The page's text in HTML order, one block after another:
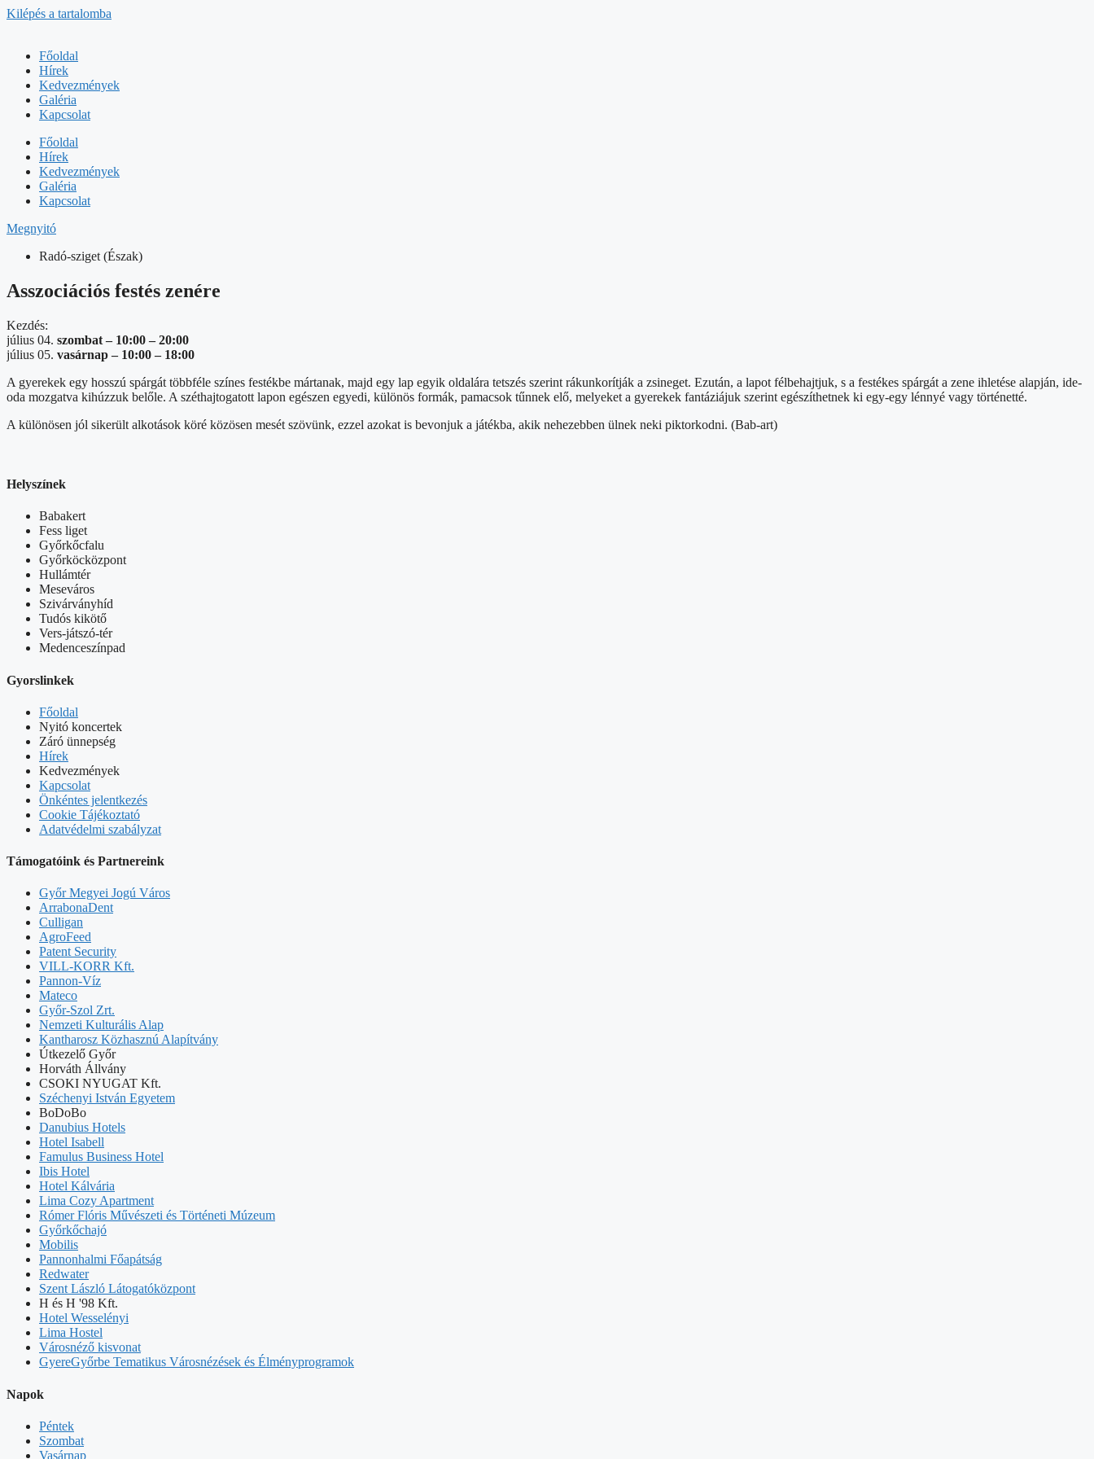
Kilépés a tartalomba
Főoldal
Hírek
Kedvezmények
Galéria
Kapcsolat
Főoldal
Hírek
Kedvezmények
Galéria
Kapcsolat
Megnyitó
Radó-sziget (Észak)
Asszociációs festés zenére
Kezdés:
július 04. szombat – 10:00–20:00
július 05. vasárnap – 10:00– 18:00
A gyerekek egy hosszú spárgát többféle színes festékbe mártanak, majd egy lap egyik oldalára tetszés szerint rákunkorítják a zsineget. Ezután, a lapot félbehajtjuk, s a festékes spárgát a zene ihletése alapján, ide-
oda mozgatva kihúzzuk belőle. A széthajtogatott lapon egészen egyedi, különös formák, pamacsok tűnnek elő, melyeket a gyerekek fantáziájuk szerint egészíthetnek ki egy-egy lénnyé vagy történetté.
A különösen jól sikerült alkotások köré közösen mesét szövünk, ezzel azokat is bevonjuk a játékba, akik nehezebben ülnek neki piktorkodni. (Bab-art)
Helyszínek
Babakert
Fess liget
Győrkőcfalu
Győrköcközpont
Hullámtér
Meseváros
Szivárványhíd
Tudós kikötő
Vers-játszó-tér
Medenceszínpad
Gyorslinkek
Főoldal
Nyitó koncertek
Záró ünnepség
Hírek
Kedvezmények
Kapcsolat
Önkéntes jelentkezés
Cookie Tájékoztató
Adatvédelmi szabályzat
Támogatóink és Partnereink
Győr Megyei Jogú Város
ArrabonaDent
Culligan
AgroFeed
Patent Security
VILL-KORR Kft.
Pannon-Víz
Mateco
Győr-Szol Zrt.
Nemzeti Kulturális Alap
Kantharosz Közhasznú Alapítvány
Útkezelő Győr
Horváth Állvány
CSOKI NYUGAT Kft.
Széchenyi István Egyetem
BoDoBo
Danubius Hotels
Hotel Isabell
Famulus Business Hotel
Ibis Hotel
Hotel Kálvária
Lima Cozy Apartment
Rómer Flóris Művészeti és Történeti Múzeum
Győrkőchajó
Mobilis
Pannonhalmi Főapátság
Redwater
Szent László Látogatóközpont
H és H '98 Kft.
Hotel Wesselényi
Lima Hostel
Városnéző kisvonat
GyereGyőrbe Tematikus Városnézések és Élményprogramok
Napok
Péntek
Szombat
Vasárnap